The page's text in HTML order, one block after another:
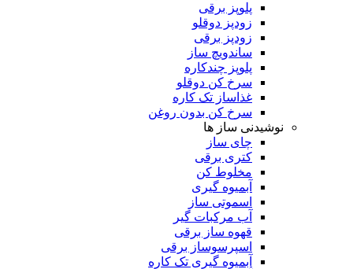
پلوپز برقی
زودپز دوقلو
زودپز برقی
ساندویچ ساز
پلوپز چندکاره
سرخ کن دوقلو
غذاساز تک کاره
سرخ کن بدون روغن
نوشیدنی ساز ها
چای ساز
کتری برقی
مخلوط کن
آبمیوه گیری
اسموتی ساز
آب مرکبات گیر
قهوه ساز برقی
اسپرسوساز برقی
آبمیوه گیری تک کاره